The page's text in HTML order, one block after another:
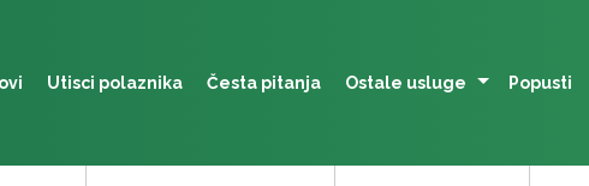
Utisci polaznika Česta pitanja Ostale usluge Popusti